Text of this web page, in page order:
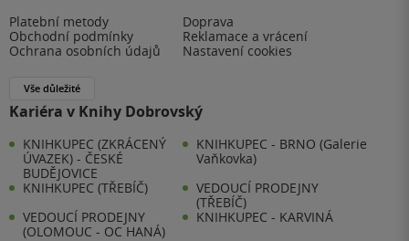
Platební metody
Doprava
Obchodní podmínky
Reklamace a vrácení
Ochrana osobních údajů
Nastavení cookies
Vše důležité
Kariéra v Knihy Dobrovský
KNIHKUPEC (ZKRÁCENÝ
ÚVAZEK) - ČESKÉ
BUDĚJOVICE
KNIHKUPEC - BRNO (Galerie
Vaňkovka)
KNIHKUPEC (TŘEBÍČ)
VEDOUCÍ PRODEJNY
(TŘEBÍČ)
VEDOUCÍ PRODEJNY
(OLOMOUC - OC HANÁ)
KNIHKUPEC - KARVINÁ